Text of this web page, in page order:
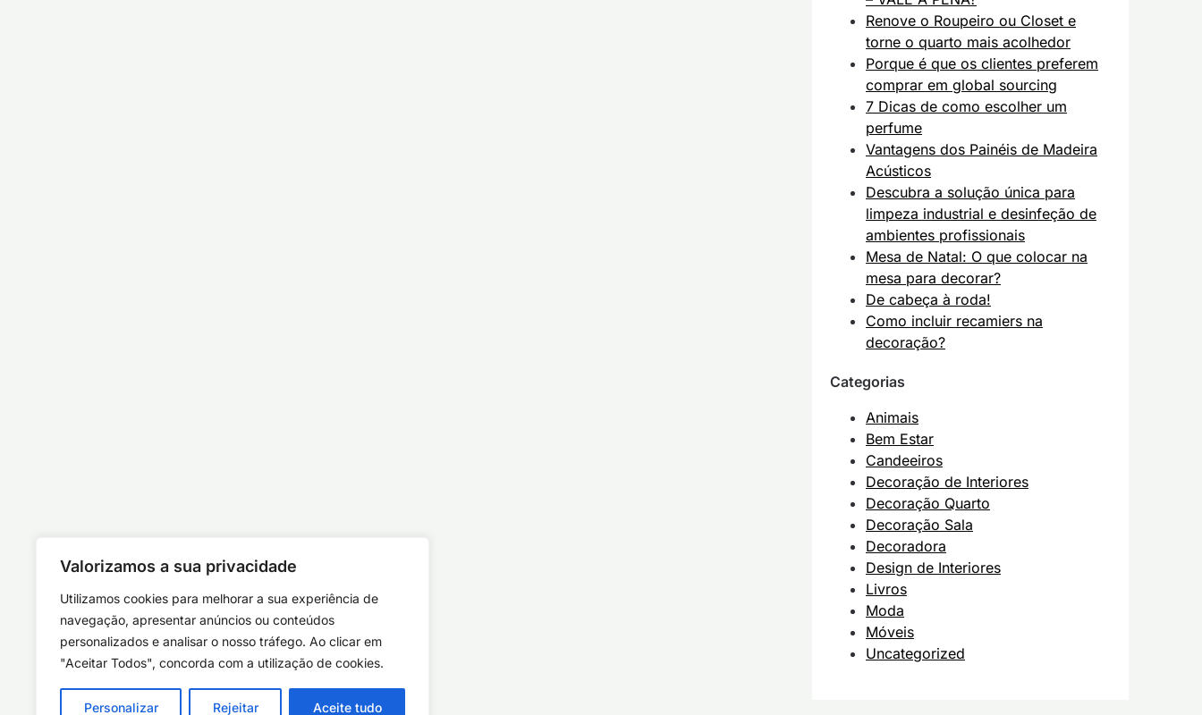
Valorizamos a sua privacidade
Utilizamos cookies para melhorar a sua experiência de
navegação, apresentar anúncios ou conteúdos
personalizados e analisar o nosso tráfego. Ao clicar em
"Aceitar Todos", concorda com a utilização de cookies.
Personalizar Rejeitar Aceite tudo
Renove o Roupeiro ou Closet e
torne o quarto mais acolhedor
Porque é que os clientes preferem
comprar em global sourcing
7 Dicas de como escolher um
perfume
Vantagens dos Painéis de Madeira
Acústicos
Descubra a solução única para
limpeza industrial e desinfeção de
ambientes profissionais
Mesa de Natal: O que colocar na
mesa para decorar?
De cabeça à roda!
Como incluir recamiers na
decoração?
Categorias
Animais
Bem Estar
Candeeiros
Decoração de Interiores
Decoração Quarto
Decoração Sala
Decoradora
Design de Interiores
Livros
Moda
Móveis
Uncategorized